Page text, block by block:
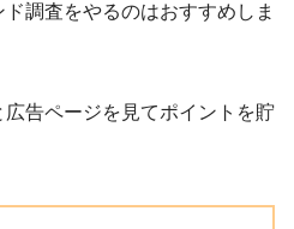
調査をやるのはおすすめしま
告ページを見てポイントを貯